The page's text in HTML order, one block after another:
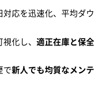
応を迅速化、平均ダウ
化し、 適正在庫と保全
で新人でも均質なメンテ